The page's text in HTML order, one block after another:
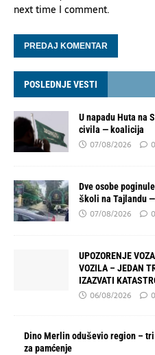
next time I comment.
POSLEDNJE VESTI
U napadu Huta na
civila — koalicija
07/08/2026 0
Dve osobe
školi na Tajlandu
07/08/2026 0
UPOZORENJE
VOZILA – JEDAN
IZAZVATI
06/08/2026 0
Dino Merlin oduševio region –
za pamćenje